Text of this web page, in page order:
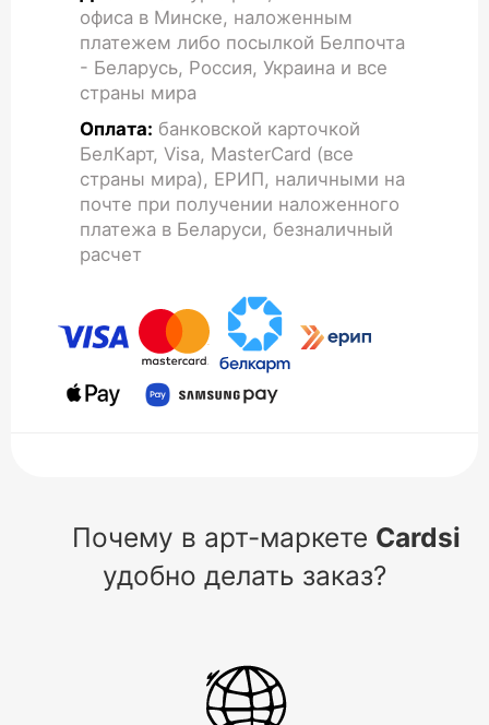
офиса в Минске, наложенным
платежем либо посылкой Белпочта
- Беларусь, Россия, Украина и все
страны мира
Оплата: банковской карточкой
БелКарт, Visa, MasterCard (все
страны мира), ЕРИП, наличными на
почте при получении наложенного
платежа в Беларуси, безналичный
расчет
Почему в арт-маркете Cardsi
удобно делать заказ?